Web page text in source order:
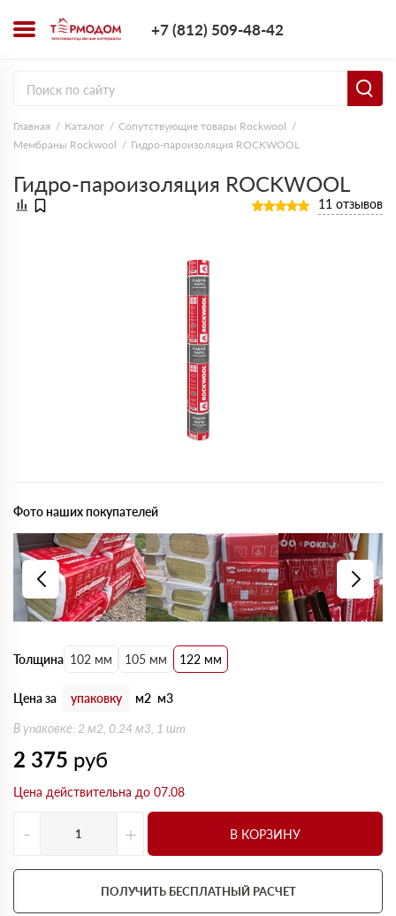
+7 (812) 509-48-42
Главная Каталог
Сопутствующие товары Rockwool
Мембраны Rockwool
Гидро-пароизоляция ROCKWOOL
Гидро-пароизоляция ROCKWOOL
11 отзывов
Толщина 102 мм 105 мм 122 мм
Цена за упаковку м2 м3
В упаковке: 2 м2, 0.24 м3, 1 шт
2 375 руб
Цена действительна до 07.08
- + В КОРЗИНУ
ПОЛУЧИТЬ БЕСПЛАТНЫЙ РАСЧЕТ
Фото наших покупателей